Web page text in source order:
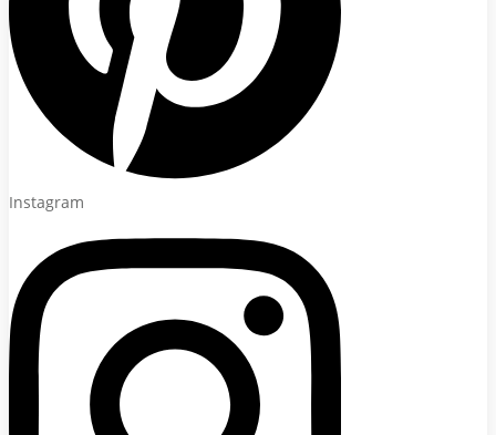
Instagram